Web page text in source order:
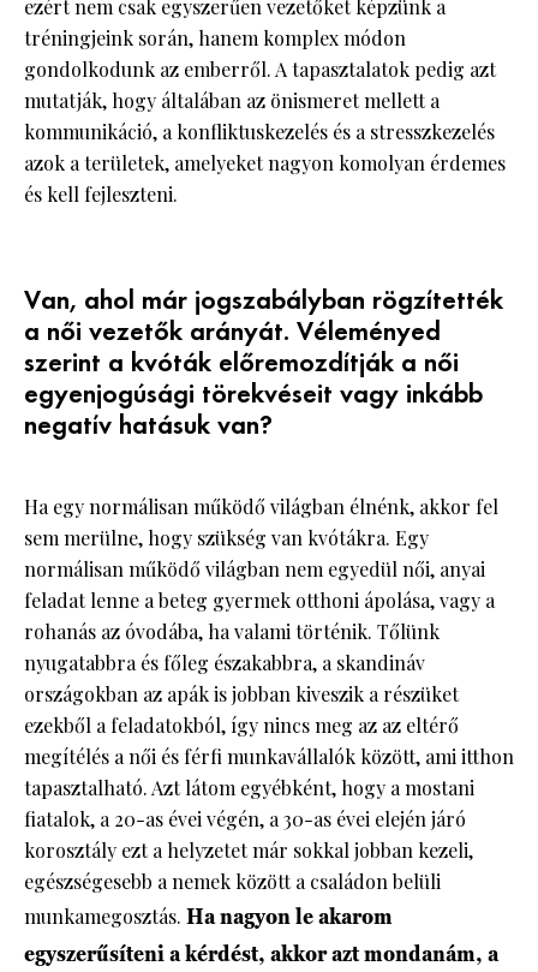
ezért nem csak egyszerűen vezetőket képzünk a
tréningjeink során, hanem komplex módon
gondolkodunk az emberről. A tapasztalatok pedig azt
mutatják, hogy általában az önismeret mellett a
kommunikáció, a konfliktuskezelés és a stresszkezelés
azok a területek, amelyeket nagyon komolyan érdemes
és kell fejleszteni.
Van, ahol már jogszabályban rögzítették
a női vezetők arányát. Véleményed
szerint a kvóták előremozdítják a női
egyenjogúsági törekvéseit vagy inkább
negatív hatásuk van?
Ha egy normálisan működő világban élnénk, akkor fel
sem merülne, hogy szükség van kvótákra. Egy
normálisan működő világban nem egyedül női, anyai
feladat lenne a beteg gyermek otthoni ápolása, vagy a
rohanás az óvodába, ha valami történik. Tőlünk
nyugatabbra és főleg északabbra, a skandináv
országokban az apák is jobban kiveszik a részüket
ezekből a feladatokból, így nincs meg az az eltérő
megítélés a női és férfi munkavállalók között, ami itthon
tapasztalható. Azt látom egyébként, hogy a mostani
fiatalok, a 20-as évei végén, a 30-as évei elején járó
korosztály ezt a helyzetet már sokkal jobban kezeli,
egészségesebb a nemek között a családon belüli
munkamegosztás. Ha nagyon le akarom
egyszerűsíteni a kérdést, akkor azt mondanám, a